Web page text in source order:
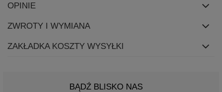
OPINIE
ZWROTY I WYMIANA
ZAKŁADKA KOSZTY WYSYŁKI
BĄDŹ BLISKO NAS